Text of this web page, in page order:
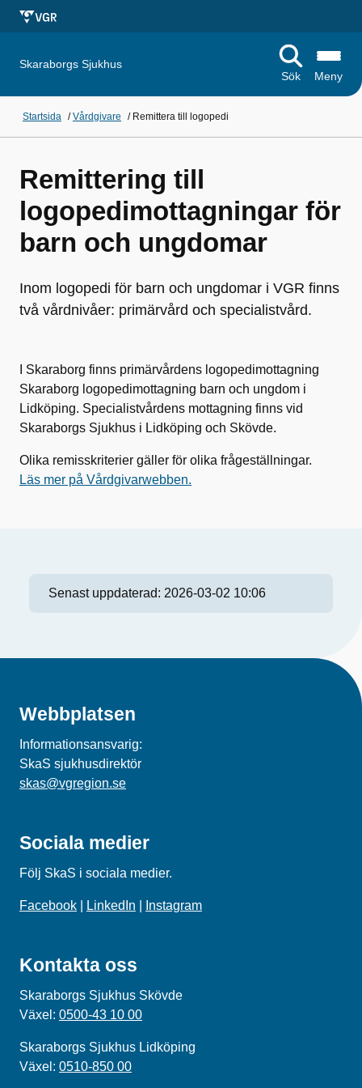
Skaraborgs Sjukhus
Sök
Meny
Startsida /Vårdgivare / Remittera till logopedi
Remittering till
logopedimottagningar för
barn och ungdomar
Inom logopedi för barn och ungdomar i VGR finns
två vårdnivåer: primärvård och specialistvård.
I Skaraborg finns primärvårdens logopedimottagning
Skaraborg logopedimottagning barn och ungdom i
Lidköping. Specialistvårdens mottagning finns vid
Skaraborgs Sjukhus i Lidköping och Skövde.
Olika remisskriterier gäller för olika frågeställningar.
Läs mer på Vårdgivarwebben.
Senast uppdaterad: 2026-03-02 10:06
Webbplatsen
Informationsansvarig:
SkaS sjukhusdirektör
skas@vgregion.se
Sociala medier
Följ SkaS i sociala medier.
Facebook LinkedIn Instagram
Kontakta oss
Skaraborgs Sjukhus Skövde
Växel: 0500-43 10 00
Skaraborgs Sjukhus Lidköping
Växel: 0510-850 00